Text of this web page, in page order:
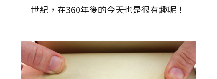
世紀，在360年後的今天也是很有趣呢！